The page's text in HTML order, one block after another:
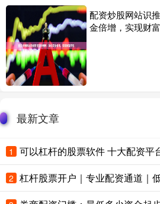
配资炒股网站识
金倍增，实现财
最新文章
1 可以杠杆的股票软件 十大配资平
2 杠杆股票开户｜专业配资通道｜